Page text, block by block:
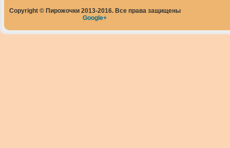
Copyright © Пирожочки 2013-2016. Все права защищены
Google+